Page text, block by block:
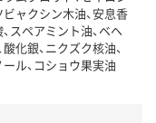
ャクシン木油、安息香
スペアミント油、ベヘ
化銀、ニクズク核油、
ル、コショウ果実油